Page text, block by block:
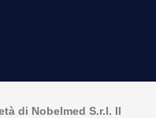
di Nobelmed S.r.l. Il